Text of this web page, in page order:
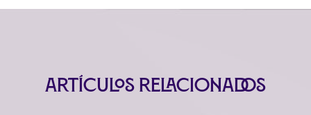
Artículos relacionados